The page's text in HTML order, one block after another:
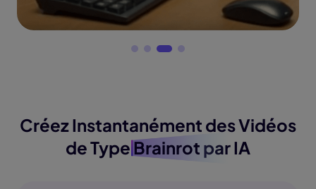
Créez Instantanément des Vidéos
de TypeBrainrot par IA